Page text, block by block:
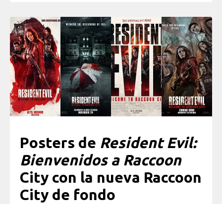
Posters de Resident Evil:
Bienvenidos a Raccoon
City con la nueva Raccoon
City de fondo